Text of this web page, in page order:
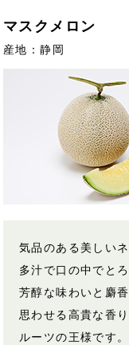
マスクメロン
産地：静岡
気品のある美しい
多汁で口の中でと
芳醇な味わいと麝
思わせる高貴な香
ルーツの王様です